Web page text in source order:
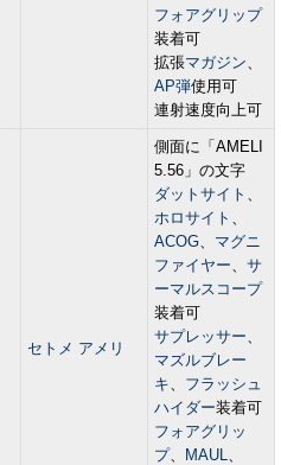
フォアグリップ
装着可
拡張マガジン、
AP弾使用可
連射速度向上可
セトメ アメリ
側面に「AMELI
5.56」の文字
ダットサイト 、
ホロサイト 、
ACOG、 マグニ
ファイヤー、 サ
ーマルスコープ
装着可
サプレッサー、
マズルブレー
キ、 フラッシュ
ハイダー装着可
フォアグリッ
プ、 MAUL、